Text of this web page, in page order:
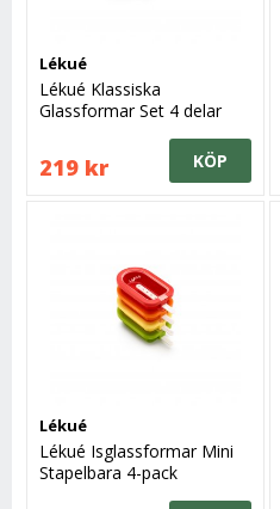
Lékué
Lékué Klassiska
Glassformar Set 4 delar
219 kr KÖP
Lékué
Lékué Isglassformar Mini
Stapelbara 4-pack